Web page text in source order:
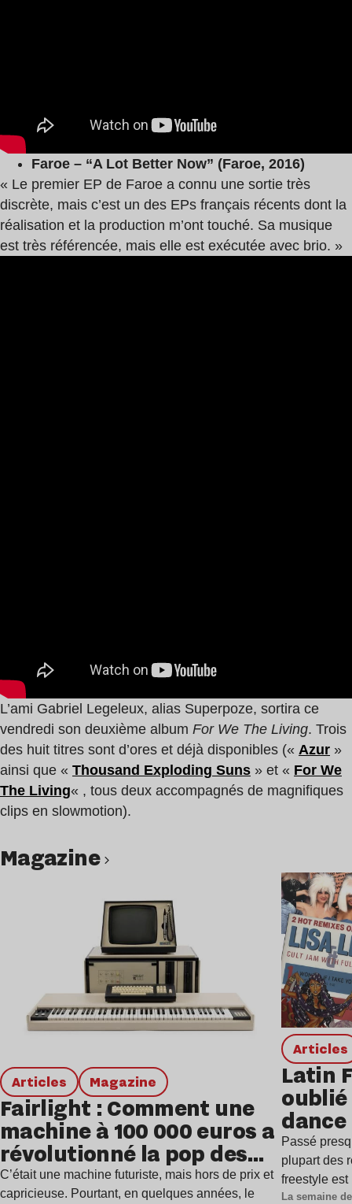
Faroe – “A Lot Better Now” (Faroe, 2016)
« Le premier EP de Faroe a connu une sortie très
discrète, mais c’est un des EPs français récents dont la
réalisation et la production m’ont touché. Sa musique
est très référencée, mais elle est exécutée avec brio. »
L’ami Gabriel Legeleux, alias Superpoze, sortira ce
vendredi son deuxième album For We The Living. Trois
des huit titres sont d’ores et déjà disponibles (« Azur »
ainsi que « Thousand Exploding Suns » et « For We
The Living« , tous deux accompagnés de magnifiques
clips en slowmotion).
magazine
Articles magazine
Fairlight : Comment une
machine à 100 000 euros a
révolutionné la pop des
années 1980 ?
C’était une machine futuriste, mais hors de prix et
capricieuse. Pourtant, en quelques années, le
Articles
Latin
oublié
Passé
plupart des
freestyle
La semaine